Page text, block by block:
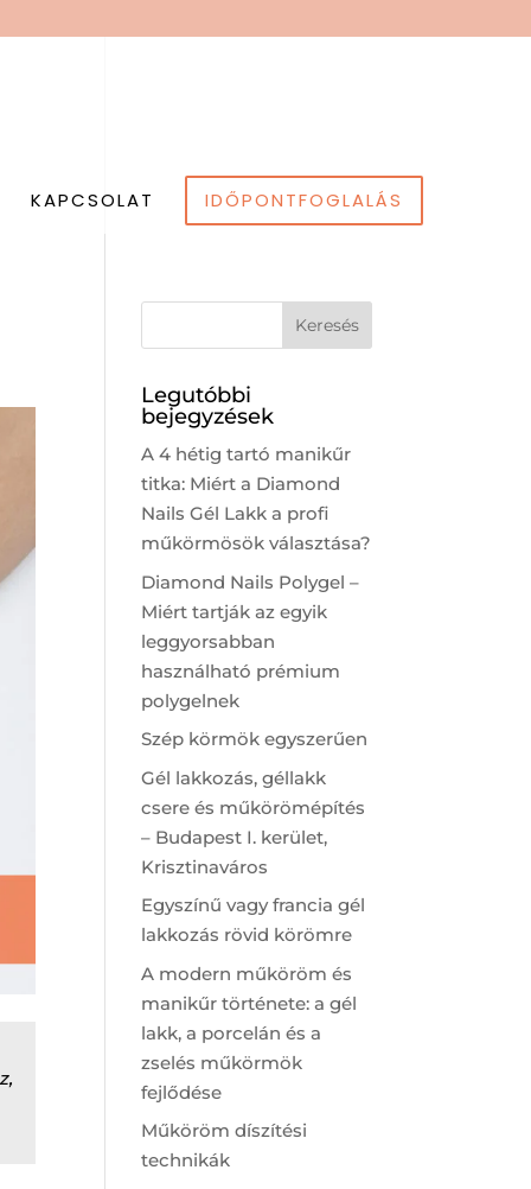
KAPCSOLAT IDŐPONTFOGLALÁS
Legutóbbi
bejegyzések
A 4 hétig tartó manikűr
titka: Miért a Diamond
Nails Gél Lakk a profi
műkörmösök választása?
Diamond Nails Polygel –
Miért tartják az egyik
leggyorsabban
használható prémium
polygelnek
Szép körmök egyszerűen
Gél lakkozás, géllakk
csere és műkörömépítés
– Budapest I. kerület,
Krisztinaváros
Egyszínű vagy francia gél
lakkozás rövid körömre
A modern műköröm és
manikűr története: a gél
lakk, a porcelán és a
zselés műkörmök
fejlődése
Műköröm díszítési
technikák